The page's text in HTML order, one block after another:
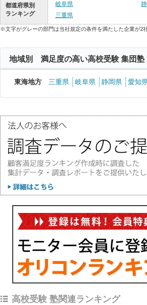
都道府県別
ランキング
岐阜県
三重県
※文字がグレーの部門は当社規定の条件を満たした企業が2
地域別 満足度の高い高校受験 集団塾
東海地方 三重県 岐阜県 静岡県 愛知
高校受験 塾関連ランキング